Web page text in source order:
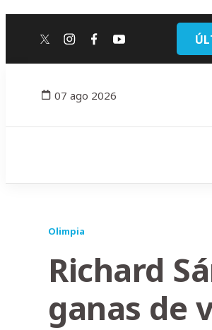
twitterinstagram
facebook
youtube
07 ago 2026
Olimpia
Richard
ganas de